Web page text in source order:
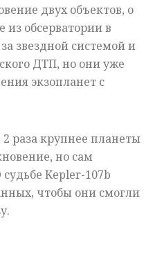
двух объектов, о
обсерватории в
звездной системой и
ДТП, но они уже
экзопланет с
раза крупнее планеты
но сам
Kepler-107b
чтобы они смогли